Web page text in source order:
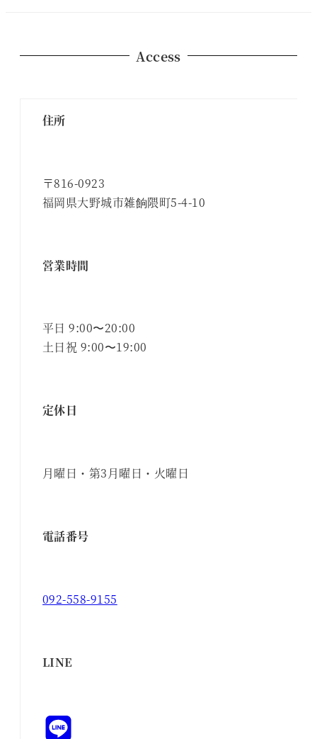
Access
住所
〒816-0923
福岡県大野城市雑餉隈町5-4-10
営業時間
平日 9:00〜20:00
土日祝 9:00〜19:00
定休日
月曜日・第3月曜日・火曜日
電話番号
092-558-9155
LINE